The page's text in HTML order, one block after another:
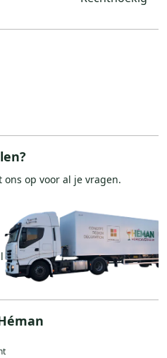
ons op voor al je vragen.